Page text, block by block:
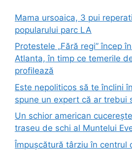
Mama ursoaica, 3 pui
popularului parc LA
Protestele „Fără regi” încep
Atlanta, în timp ce temerile
profilează
Este nepoliticos să te înclini
spune un expert că ar trebui
Un schior american
traseu de schi al Muntelui
Împușcătură târziu în centrul